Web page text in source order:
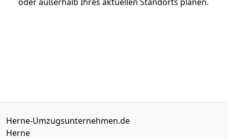
Herne-Umzugsunternehmen.de
Herne